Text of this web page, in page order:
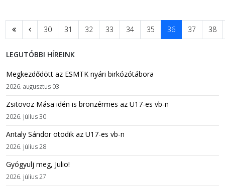
30 31 32 33 34 35 36 37 38
LEGUTÓBBI HÍREINK
Megkezdődött az ESMTK nyári birkózótábora
2026. augusztus 03
Zsitovoz Mása idén is bronzérmes az U17-es vb-n
2026. július 30
Antaly Sándor ötödik az U17-es vb-n
2026. július 28
Gyógyulj meg, Julio!
2026. július 27